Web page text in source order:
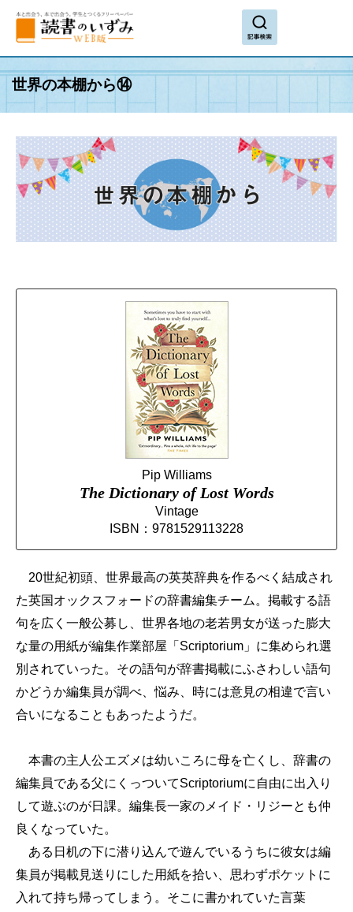
search
世界の本棚から⑭
Pip Williams
The Dictionary of Lost Words
Vintage
ISBN：9781529113228
20世紀初頭、世界最高の英英辞典を作るべく結成され
た英国オックスフォードの辞書編集チーム。掲載する語
句を広く一般公募し、世界各地の老若男女が送った膨大
な量の用紙が編集作業部屋「Scriptorium」に集められ選
別されていった。その語句が辞書掲載にふさわしい語句
かどうか編集員が調べ、悩み、時には意見の相違で言い
合いになることもあったようだ。
本書の主人公エズメは幼いころに母を亡くし、辞書の
編集員である父にくっついてScriptoriumに自由に出入り
して遊ぶのが日課。編集長一家のメイド・リジーとも仲
良くなっていた。
ある日机の下に潜り込んで遊んでいるうちに彼女は編
集員が掲載見送りにした用紙を拾い、思わずポケットに
入れて持ち帰ってしまう。そこに書かれていた言葉